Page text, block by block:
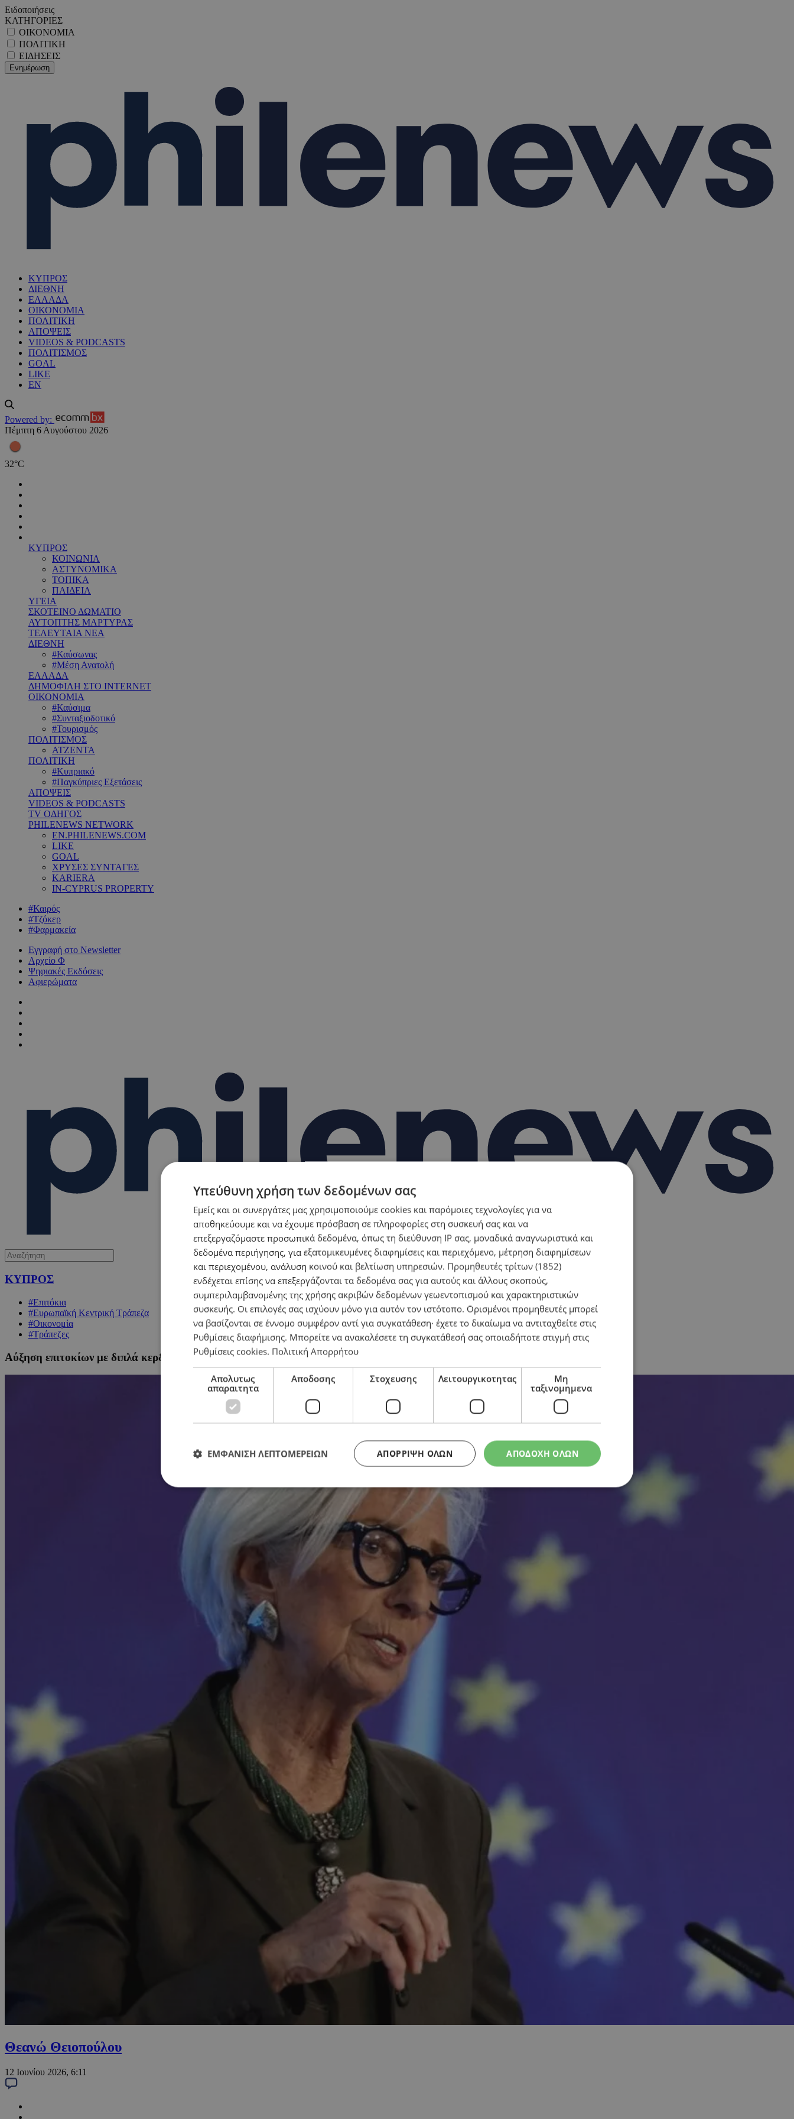
Ειδοποιήσεις
ΚΑΤΗΓΟΡΙΕΣ
ΟΙΚΟΝΟΜΙΑ
ΠΟΛΙΤΙΚΗ
ΕΙΔΗΣΕΙΣ
ΚΥΠΡΟΣ
ΔΙΕΘΝΗ
ΕΛΛΑΔΑ
ΟΙΚΟΝΟΜΙΑ
ΠΟΛΙΤΙΚΗ
ΑΠΟΨΕΙΣ
VIDEOS & PODCASTS
ΠΟΛΙΤΙΣΜΟΣ
GOAL
LIKE
EN
Powered by:
Πέμπτη 6 Αυγούστου 2026
32°C
ΚΥΠΡΟΣ
ΚΟΙΝΩΝΙΑ
ΑΣΤΥΝΟΜΙΚΑ
ΤΟΠΙΚΑ
ΠΑΙΔΕΙΑ
ΥΓΕΙΑ
ΣΚΟΤΕΙΝΟ ΔΩΜΑΤΙΟ
ΑΥΤΟΠΤΗΣ ΜΑΡΤΥΡΑΣ
ΤΕΛΕΥΤΑΙΑ ΝΕΑ
ΔΙΕΘΝΗ
#Καύσωνας
#Μέση Ανατολή
ΕΛΛΑΔΑ
ΔΗΜΟΦΙΛΗ ΣΤΟ INTERNET
ΟΙΚΟΝΟΜΙΑ
#Καύσιμα
#Συνταξιοδοτικό
#Τουρισμός
ΠΟΛΙΤΙΣΜΟΣ
ΑΤΖΕΝΤΑ
ΠΟΛΙΤΙΚΗ
#Κυπριακό
#Παγκύπριες Εξετάσεις
ΑΠΟΨΕΙΣ
VIDEOS & PODCASTS
TV ΟΔΗΓΟΣ
PHILENEWS NETWORK
EN.PHILENEWS.COM
LIKE
GOAL
ΧΡΥΣΕΣ ΣΥΝΤΑΓΕΣ
KARIERA
IN-CYPRUS PROPERTY
#Καιρός
#Τζόκερ
#Φαρμακεία
Εγγραφή στο Newsletter
Αρχείο Φ
Ψηφιακές Εκδόσεις
Αφιερώματα
ΚΥΠΡΟΣ
#Επιτόκια
#Ευρωπαϊκή Κεντρική Τράπεζα
#Οικονομία
#Τράπεζες
Αύξηση επιτοκίων με διπλά κερδισμένες τράπεζες
Θεανώ Θειοπούλου
12 Ιουνίου 2026, 6:11
Υπεύθυνη χρήση των δεδομένων σας
Εμείς και οι συνεργάτες μας χρησιμοποιούμε cookies και παρόμοιες τεχνολογίες για να
αποθηκεύουμε και να έχουμε πρόσβαση σε πληροφορίες στη συσκευή σας και να
επεξεργαζόμαστε προσωπικά δεδομένα, όπως τη διεύθυνση IP σας, μοναδικά αναγνωριστικά και
δεδομένα περιήγησης, για εξατομικευμένες διαφημίσεις και περιεχόμενο, μέτρηση διαφημίσεων
και περιεχομένου, ανάλυση κοινού και βελτίωση υπηρεσιών. Προμηθευτές τρίτων (1852)
ενδέχεται επίσης να επεξεργάζονται τα δεδομένα σας για αυτούς και άλλους σκοπούς,
συμπεριλαμβανομένης της χρήσης ακριβών δεδομένων γεωεντοπισμού και χαρακτηριστικών
συσκευής. Οι επιλογές σας ισχύουν μόνο για αυτόν τον ιστότοπο. Ορισμένοι προμηθευτές μπορεί
να βασίζονται σε έννομο συμφέρον αντί για συγκατάθεση· έχετε το δικαίωμα να αντιταχθείτε στις
Ρυθμίσεις διαφήμισης. Μπορείτε να ανακαλέσετε τη συγκατάθεσή σας οποιαδήποτε στιγμή στις
Ρυθμίσεις cookies. Πολιτική Απορρήτου
Απολυτως
απαραιτητα
Αποδοσης Στοχευσης Λειτουργικοτητας
Μη
ταξινομημενα
ΑΠΟΔΟΧΗ ΟΛΩΝ
ΑΠΌΡΡΙΨΗ ΌΛΩΝ
ΕΜΦΑΝΙΣΗ ΛΕΠΤΟΜΕΡΕΙΩΝ